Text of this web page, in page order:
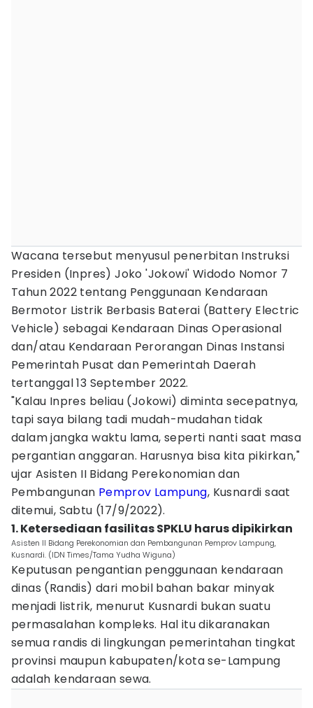
Wacana tersebut menyusul penerbitan Instruksi
Presiden (Inpres) Joko 'Jokowi' Widodo Nomor 7
Tahun 2022 tentang Penggunaan Kendaraan
Bermotor Listrik Berbasis Baterai (Battery Electric
Vehicle) sebagai Kendaraan Dinas Operasional
dan/atau Kendaraan Perorangan Dinas Instansi
Pemerintah Pusat dan Pemerintah Daerah
tertanggal 13 September 2022.
"Kalau Inpres beliau (Jokowi) diminta secepatnya,
tapi saya bilang tadi mudah-mudahan tidak
dalam jangka waktu lama, seperti nanti saat masa
pergantian anggaran. Harusnya bisa kita pikirkan,"
ujar Asisten II Bidang Perekonomian dan
Pembangunan Pemprov Lampung, Kusnardi saat
ditemui, Sabtu (17/9/2022).
1. Ketersediaan fasilitas SPKLU harus dipikirkan
Asisten II Bidang Perekonomian dan Pembangunan Pemprov Lampung,
Kusnardi. (IDN Times/Tama Yudha Wiguna)
Keputusan pengantian penggunaan kendaraan
dinas (Randis) dari mobil bahan bakar minyak
menjadi listrik, menurut Kusnardi bukan suatu
permasalahan kompleks. Hal itu dikaranakan
semua randis di lingkungan pemerintahan tingkat
provinsi maupun kabupaten/kota se-Lampung
adalah kendaraan sewa.